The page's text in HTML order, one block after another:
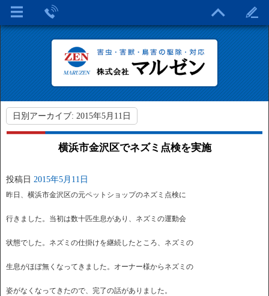
日別アーカイブ: 2015年5月11日
横浜市金沢区でネズミ点検を実施
投稿日 2015年5月11日
昨日、横浜市金沢区の元ペットショップのネズミ点検に
行きました。当初は数十匹生息があり、ネズミの運動会
状態でした。ネズミの仕掛けを継続したところ、ネズミの
生息がほぼ無くなってきました。オーナー様からネズミの
姿がなくなってきたので、完了の話がありました。